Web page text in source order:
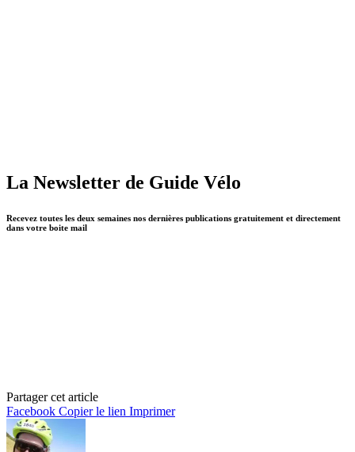
La Newsletter de Guide Vélo
Recevez toutes les deux semaines nos dernières publications gratuitement et directement
dans votre boite mail
Partager cet article
Facebook Copier le lien Imprimer